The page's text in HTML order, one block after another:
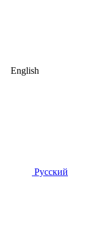
English
Русский